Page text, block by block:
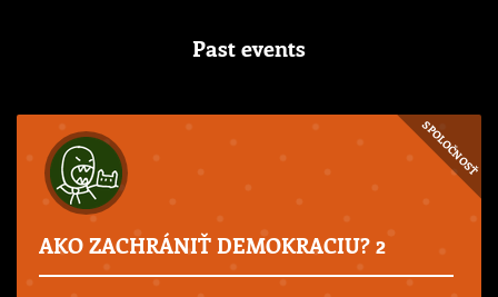
Past events
SPOLOČNOSŤ
AKO ZACHRÁNIŤ DEMOKRACIU? 2